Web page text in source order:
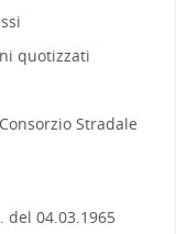
quotizzati
Stradale
del 04.03.1965